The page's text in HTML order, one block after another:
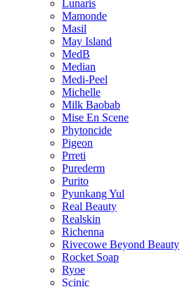
Lunaris
Mamonde
Masil
May Island
MedB
Median
Medi-Peel
Michelle
Milk Baobab
Mise En Scene
Phytoncide
Pigeon
Prreti
Purederm
Purito
Pyunkang Yul
Real Beauty
Realskin
Richenna
Rivecowe Beyond Beauty
Rocket Soap
Ryoe
Scinic